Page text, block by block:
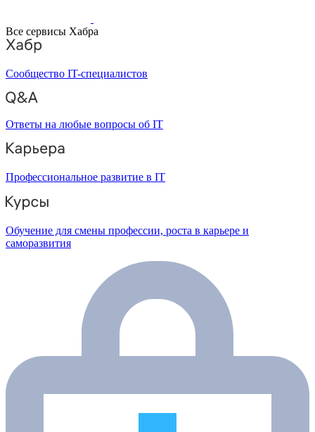
Все сервисы Хабра
Сообщество IT-специалистов
Ответы на любые вопросы об IT
Профессиональное развитие в IT
Обучение для смены профессии, роста в карьере и
саморазвития